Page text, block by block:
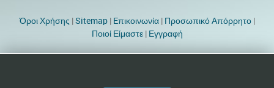
Όροι Χρήσης |Sitemap| Eπικοινωνία| Προσωπικό Απόρρητο|
Ποιοί Είμαστε| Εγγραφή